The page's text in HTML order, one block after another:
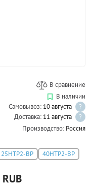
В сравнение
В наличии
Самовывоз: 10 августа
?
Доставка: 11 августа
?
Производство: Россия
25НТР2-ВР 40НТР2-ВР
RUB